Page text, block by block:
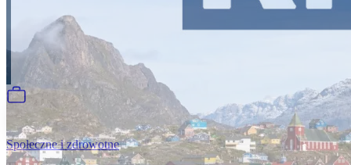
Społeczne i zdrowotne